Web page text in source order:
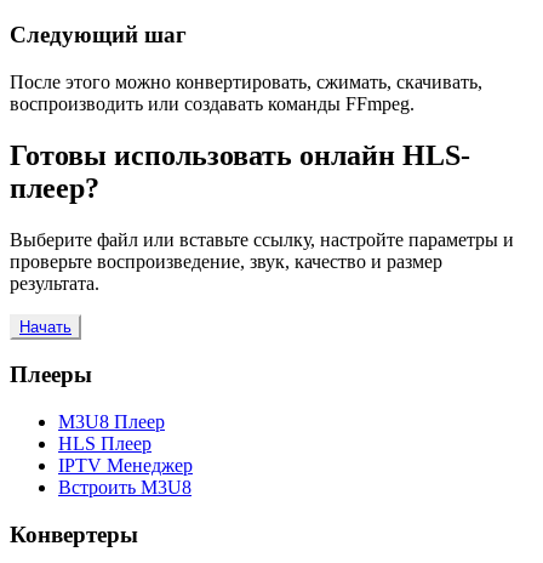
Следующий шаг
После этого можно конвертировать, сжимать, скачивать,
воспроизводить или создавать команды FFmpeg.
Готовы использовать онлайн HLS-
плеер?
Выберите файл или вставьте ссылку, настройте параметры и
проверьте воспроизведение, звук, качество и размер
результата.
Начать
Плееры
M3U8 Плеер
HLS Плеер
IPTV Менеджер
Встроить M3U8
Конвертеры